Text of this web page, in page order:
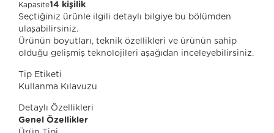
Kapasite14 kişilik
Seçtiğiniz ürünle ilgili detaylı bilgiye bu bölümden
ulaşabilirsiniz.
Ürünün boyutları, teknik özellikleri ve ürünün sahip
olduğu gelişmiş teknolojileri aşağıdan inceleyebilirsiniz.
Tip Etiketi
Kullanma Kılavuzu
Detaylı Özellikleri
Genel Özellikler